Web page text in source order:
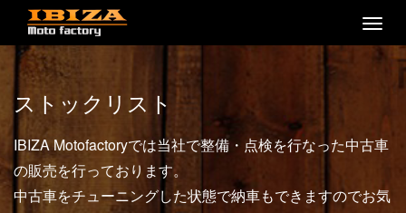
M
e
ストックリスト
IBIZA Motofactoryでは当社で整備・点検を行なった中古車
の販売を行っております。
中古車をチューニングした状態で納車もできますのでお気